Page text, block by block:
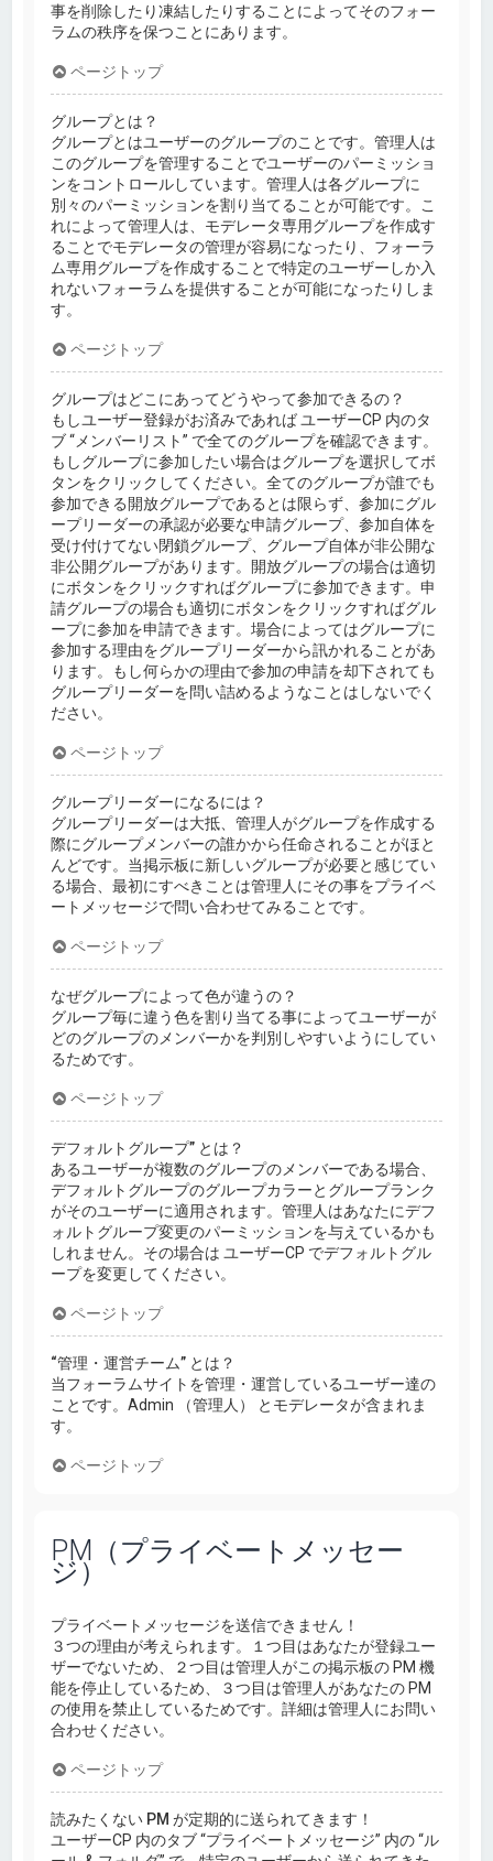
事を削除したり凍結したりすることによってそのフォー
ラムの秩序を保つことにあります。
ページトップ
グループとは？
グループとはユーザーのグループのことです。管理人は
このグループを管理することでユーザーのパーミッショ
ンをコントロールしています。管理人は各グループに
別々のパーミッションを割り当てることが可能です。こ
れによって管理人は、モデレータ専用グループを作成す
ることでモデレータの管理が容易になったり、フォーラ
ム専用グループを作成することで特定のユーザーしか入
れないフォーラムを提供することが可能になったりしま
す。
ページトップ
グループはどこにあってどうやって参加できるの？
もしユーザー登録がお済みであれば ユーザーCP 内のタ
ブ “メンバーリスト” で全てのグループを確認できます。
もしグループに参加したい場合はグループを選択してボ
タンをクリックしてください。全てのグループが誰でも
参加できる開放グループであるとは限らず、参加にグル
ープリーダーの承認が必要な申請グループ、参加自体を
受け付けてない閉鎖グループ、グループ自体が非公開な
非公開グループがあります。開放グループの場合は適切
にボタンをクリックすればグループに参加できます。申
請グループの場合も適切にボタンをクリックすればグル
ープに参加を申請できます。場合によってはグループに
参加する理由をグループリーダーから訊かれることがあ
ります。もし何らかの理由で参加の申請を却下されても
グループリーダーを問い詰めるようなことはしないでく
ださい。
ページトップ
グループリーダーになるには？
グループリーダーは大抵、管理人がグループを作成する
際にグループメンバーの誰かから任命されることがほと
んどです。当掲示板に新しいグループが必要と感じてい
る場合、最初にすべきことは管理人にその事をプライベ
ートメッセージで問い合わせてみることです。
ページトップ
なぜグループによって色が違うの？
グループ毎に違う色を割り当てる事によってユーザーが
どのグループのメンバーかを判別しやすいようにしてい
るためです。
ページトップ
デフォルトグループ” とは？
あるユーザーが複数のグループのメンバーである場合、
デフォルトグループのグループカラーとグループランク
がそのユーザーに適用されます。管理人はあなたにデフ
ォルトグループ変更のパーミッションを与えているかも
しれません。その場合は ユーザーCP でデフォルトグル
ープを変更してください。
ページトップ
“管理・運営チーム” とは？
当フォーラムサイトを管理・運営しているユーザー達の
ことです。Admin （管理人） とモデレータが含まれま
す。
ページトップ
PM（プライベートメッセー
ジ）
プライベートメッセージを送信できません！
３つの理由が考えられます。１つ目はあなたが登録ユー
ザーでないため、２つ目は管理人がこの掲示板の PM 機
能を停止しているため、３つ目は管理人があなたの PM
の使用を禁止しているためです。詳細は管理人にお問い
合わせください。
ページトップ
読みたくない PM が定期的に送られてきます！
ユーザーCP 内のタブ “プライベートメッセージ” 内の “ル